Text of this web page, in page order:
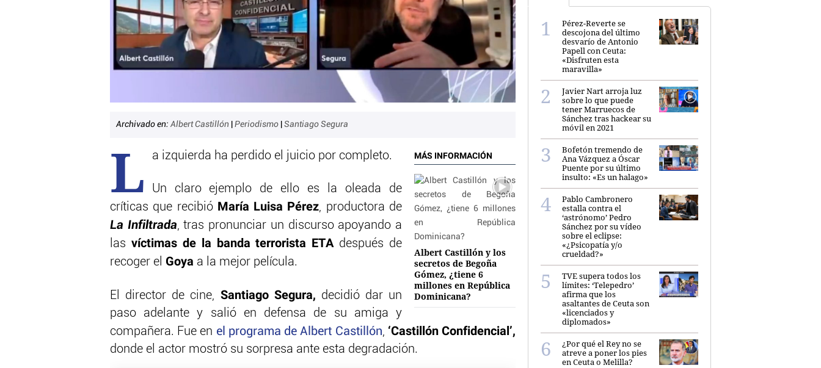
Archivado en: Albert Castillón Periodismo Santiago Segura
MÁS INFORMACIÓN
Albert Castillón y los
secretos de Begoña
Gómez, ¿tiene 6
millones en República
Dominicana?
L a izquierda ha perdido el juicio por completo.
Un claro ejemplo de ello es la oleada de
críticas que recibió María Luisa Pérez, productora de
La Infiltrada, tras pronunciar un discurso apoyando a
las víctimas de la banda terrorista ETAdespués de
recoger el Goya a la mejor película.
El director de cine, Santiago Segura, decidió dar un
paso adelante y salió en defensa de su amiga y
compañera. Fue en el programa de Albert Castillón, ‘Castillón Confidencial’,
donde el actor mostró su sorpresa ante esta degradación.
Pérez-Reverte se
descojona del último
desvarío de Antonio
Papell con Ceuta:
«Disfruten esta
maravilla»
Javier Nart arroja luz
sobre lo que puede
tener Marruecos de
Sánchez tras hackear su
móvil en 2021
Bofetón tremendo de
Ana Vázquez a Óscar
Puente por su último
insulto: «Es un halago»
Pablo Cambronero
estalla contra el
‘astrónomo’ Pedro
Sánchez por su vídeo
sobre el eclipse:
«¿Psicopatía y/o
crueldad?»
TVE supera todos los
límites: ‘Telepedro’
afirma que los
asaltantes de Ceuta son
«licenciados y
diplomados»
¿Por qué el Rey no se
atreve a poner los pies
en Ceuta o Melilla?